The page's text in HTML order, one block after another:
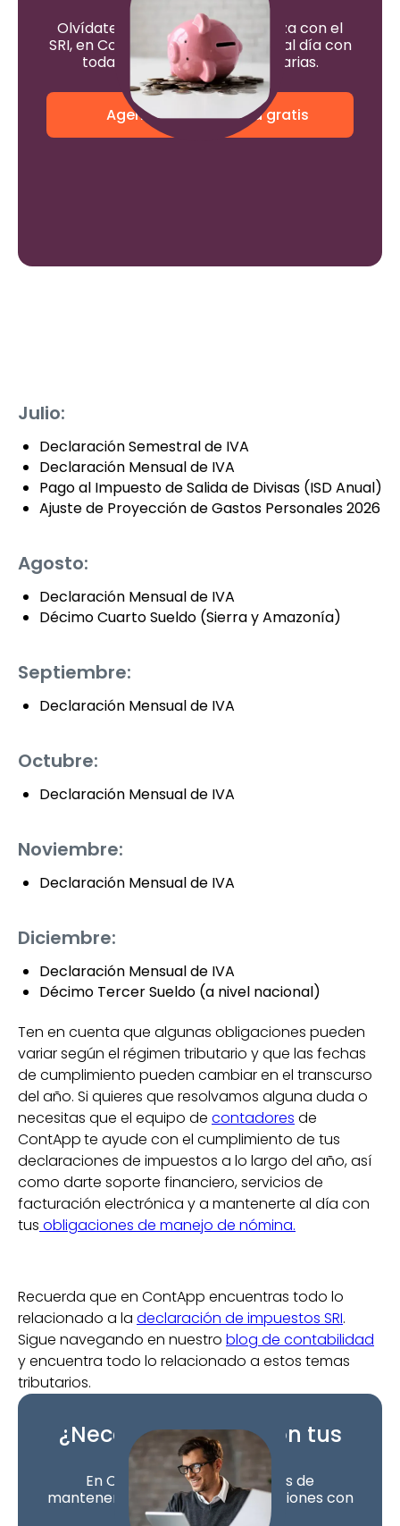
ahora!
Olvídate de los dolores de cabeza con el
SRI, en ContApp te mantenemos al día con
todas tus obligaciones tributarias.
Agenda una asesoría gratis
Julio:
Declaración Semestral de IVA
Declaración Mensual de IVA
Pago al Impuesto de Salida de Divisas (ISD Anual)
Ajuste de Proyección de Gastos Personales 2026
Agosto:
Declaración Mensual de IVA
Décimo Cuarto Sueldo (Sierra y Amazonía)
Septiembre:
Declaración Mensual de IVA
Octubre:
Declaración Mensual de IVA
Noviembre:
Declaración Mensual de IVA
Diciembre:
Declaración Mensual de IVA
Décimo Tercer Sueldo (a nivel nacional)
Ten en cuenta que algunas obligaciones pueden
variar según el régimen tributario y que las fechas
de cumplimiento pueden cambiar en el transcurso
del año. Si quieres que resolvamos alguna duda o
necesitas que el equipo de contadores de
ContAppte ayude con el cumplimiento de tus
declaraciones de impuestos a lo largo del año, así
como darte soporte financiero, servicios de
facturación electrónica y a mantenerte al día con
tus obligaciones de manejo de nómina.
Recuerda que en ContApp encuentras todo lo
relacionado a la declaración de impuestos SRI.
Sigue navegando en nuestro blog de contabilidad
y encuentra todo lo relacionado a estos temas
tributarios.
¿Necesitas ayuda con tus
declaraciones?
En ContApp nos encargamos de
mantenerte al día con tus obligaciones con
el SRI fácil y rápidp